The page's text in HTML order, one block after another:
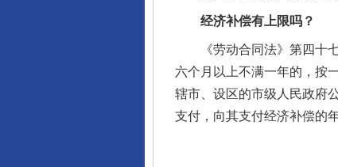
经济补偿有上限吗？
《劳动合同法》第四十七
六个月以上不满一年的，按
辖市、设区的市级人民政府
支付，向其支付经济补偿的